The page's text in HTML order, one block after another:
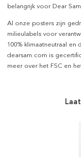
belangrijk voor Dear
Al onze posters zijn
milieulabels voor
100% klimaatneutraal
dearsam.com is
meer over het FSC en